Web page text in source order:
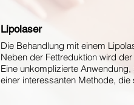
Lipolaser
Die Behandlung mit einem
Neben der Fettreduktion wird
Eine unkomplizierte
einer interessanten Methode,